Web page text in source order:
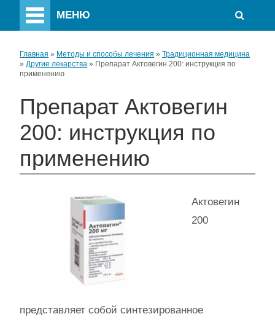
МЕНЮ
Главная » Методы и способы лечения » Традиционная медицина
» Другие лекарства » Препарат Актовегин 200: инструкция по
применению
Препарат Актовегин
200: инструкция по
применению
Актовегин
200
представляет собой синтезированное